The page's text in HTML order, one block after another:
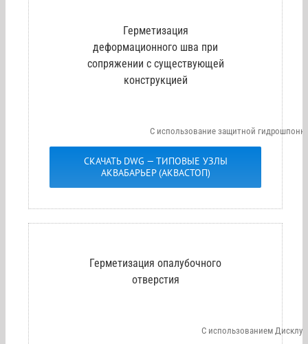
Герметизация
деформационного шва при
сопряжении с существующей
конструкцией
С использование защитной
СКАЧАТЬ DWG — ТИПОВЫЕ УЗЛЫ
АКВАБАРЬЕР (АКВАСТОП)
Герметизация опалубочного
отверстия
С использованием